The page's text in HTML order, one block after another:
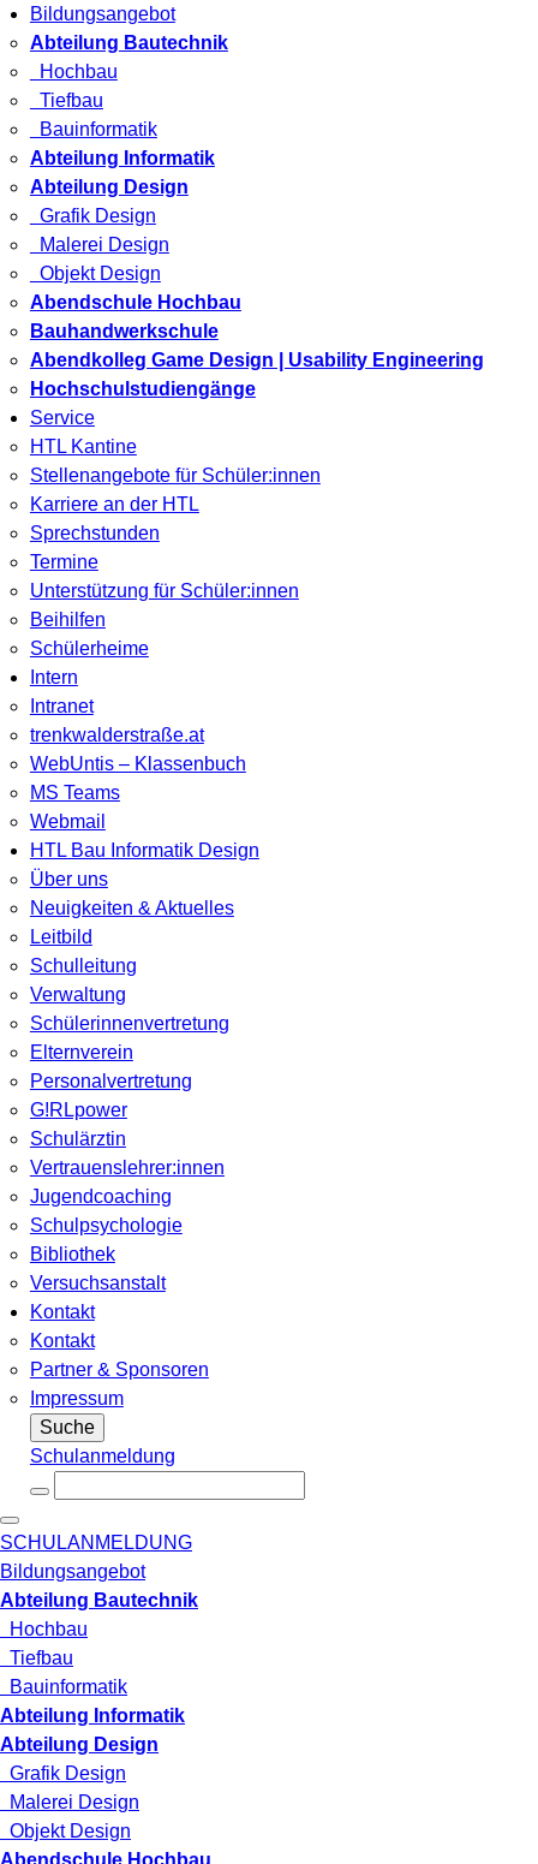
Bildungsangebot
Abteilung Bautechnik
Hochbau
Tiefbau
Bauinformatik
Abteilung Informatik
Abteilung Design
Grafik Design
Malerei Design
Objekt Design
Abendschule Hochbau
Bauhandwerkschule
Abendkolleg Game Design | Usability Engineering
Hochschulstudiengänge
Service
HTL Kantine
Stellenangebote für Schüler:innen
Karriere an der HTL
Sprechstunden
Termine
Unterstützung für Schüler:innen
Beihilfen
Schülerheime
Intern
Intranet
trenkwalderstraße.at
WebUntis – Klassenbuch
MS Teams
Webmail
HTL Bau Informatik Design
Über uns
Neuigkeiten & Aktuelles
Leitbild
Schulleitung
Verwaltung
Schülerinnenvertretung
Elternverein
Personalvertretung
G!RLpower
Schulärztin
Vertrauenslehrer:innen
Jugendcoaching
Schulpsychologie
Bibliothek
Versuchsanstalt
Kontakt
Kontakt
Partner & Sponsoren
Impressum
Suche
Schulanmeldung
SCHULANMELDUNG
Bildungsangebot
Abteilung Bautechnik
Hochbau
Tiefbau
Bauinformatik
Abteilung Informatik
Abteilung Design
Grafik Design
Malerei Design
Objekt Design
Abendschule Hochbau